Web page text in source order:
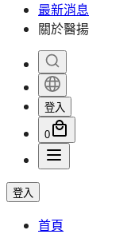
最新消息
關於醫揚
登入
0
登入
首頁